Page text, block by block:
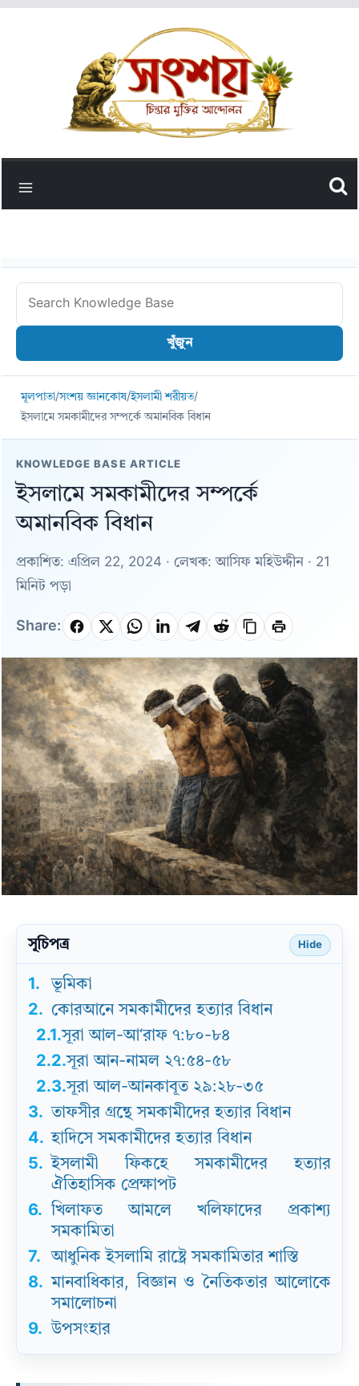
Search
Knowledge
খুঁজুন
মূলপাতা/সংশয় জ্ঞানকোষ/ইসলামী শরীয়ত/
ইসলামে সমকামীদের সম্পর্কে অমানবিক বিধান
KNOWLEDGE BASE ARTICLE
ইসলামে সমকামীদের সম্পর্কে
অমানবিক বিধান
প্রকাশিত: এপ্রিল 22, 2024 · লেখক: আসিফ মহিউদ্দীন · 21
মিনিট পড়া
Share:
সূচিপত্র Hide
1.
ভূমিকা
2. কোরআনে সমকামীদের হত্যার বিধান
2.1.সূরা আল-আ‘রাফ ৭:৮০-৮৪
2.2.সূরা আন-নামল ২৭:৫৪-৫৮
2.3.সূরা আল-আনকাবূত ২৯:২৮-৩৫
3. তাফসীর গ্রন্থে সমকামীদের হত্যার বিধান
4. হাদিসে সমকামীদের হত্যার বিধান
5. ইসলামী ফিকহে সমকামীদের হত্যার
ঐতিহাসিক প্রেক্ষাপট
6. খিলাফত আমলে খলিফাদের প্রকাশ্য
সমকামিতা
7.
আধুনিক ইসলামি রাষ্ট্রে সমকামিতার শাস্তি
8. মানবাধিকার, বিজ্ঞান ও নৈতিকতার আলোকে
সমালোচনা
9. উপসংহার